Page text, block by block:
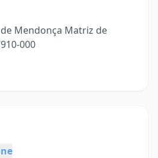
Mendonça Matriz de
000